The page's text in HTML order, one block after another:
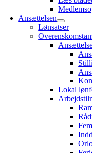
Ansættelsen
Lønsatser
Lokal